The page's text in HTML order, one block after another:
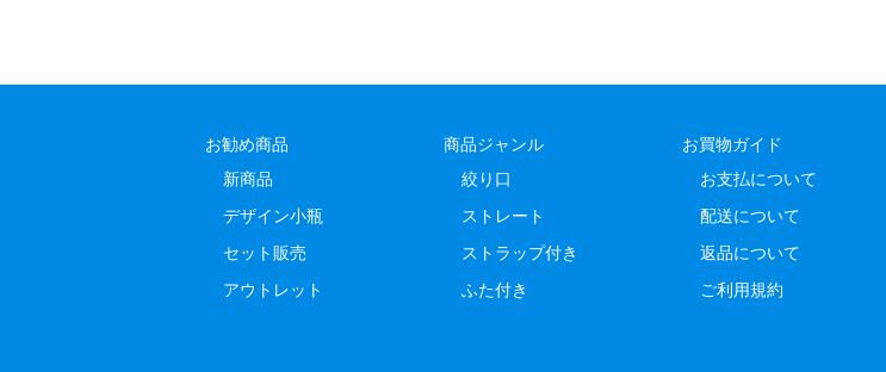
お勧め商品
新商品
デザイン小瓶
セット販売
アウトレット
商品ジャンル
絞り口
ストレート
ストラップ付き
ふた付き
お買物ガイド
お支払について
配送について
返品について
ご利用規約